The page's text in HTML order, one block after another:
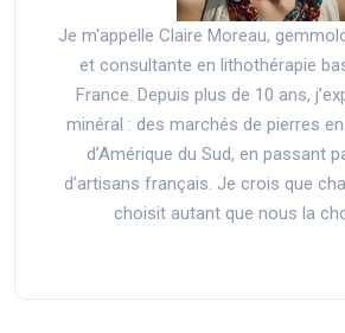
Je m'appelle Claire Moreau,
et consultante en lithothérapie
France. Depuis plus de 10 ans,
minéral : des marchés de pierres
d’Amérique du Sud, en passant
d’artisans français. Je crois que
choisit autant que nous la